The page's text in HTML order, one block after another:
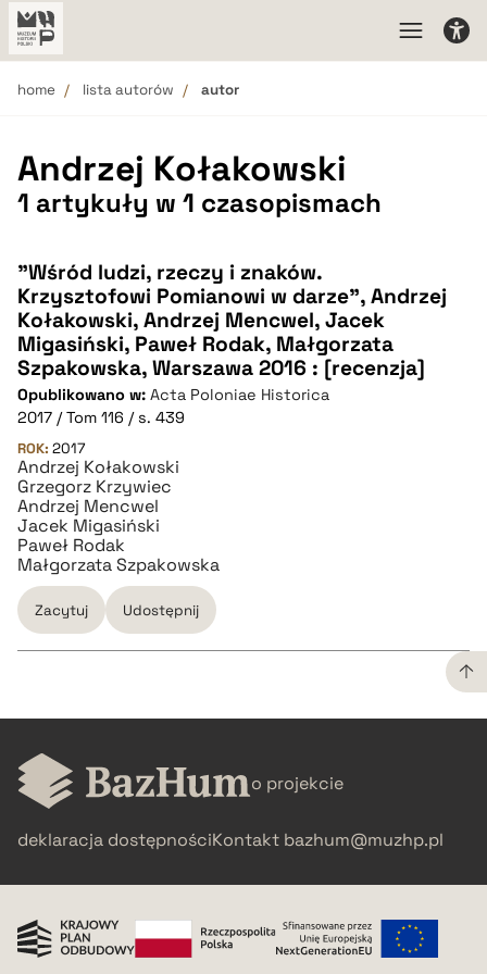
home lista autorów autor
Andrzej Kołakowski
1 artykuły w 1 czasopismach
"Wśród ludzi, rzeczy i znaków.
Krzysztofowi Pomianowi w darze", Andrzej
Kołakowski, Andrzej Mencwel, Jacek
Migasiński, Paweł Rodak, Małgorzata
Szpakowska, Warszawa 2016 : [recenzja]
Opublikowano w: Acta Poloniae Historica
2017 / Tom 116 / s. 439
ROK: 2017
Andrzej Kołakowski
Grzegorz Krzywiec
Andrzej Mencwel
Jacek Migasiński
Paweł Rodak
Małgorzata Szpakowska
Zacytuj Udostępnij
CZYSTY TEKST
pobierz cytat
BIBTEX
o projekcie
deklaracja dostępnościKontakt bazhum@muzhp.pl